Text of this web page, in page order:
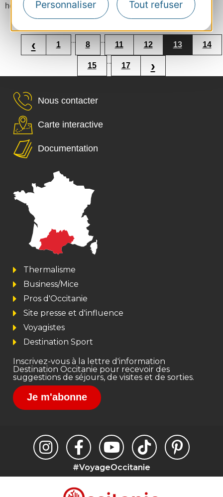
Personnaliser Tout refuser
horaires d'ouverture du monument.
‹ 1 ... 8 ... 11 12 13 14
15 ... 17 ›
Nous contacter
Carte interactive
Documentation
Thermalisme
Business/Mice
Pros d'Occitanie
Site presse et d'influence
Voyagistes
Destination Sport
Inscrivez-vous à la lettre d'information
Destination Occitanie pour recevoir des
suggestions de séjours, de visites et de sorties.
Je m'abonne
#VoyageOccitanie